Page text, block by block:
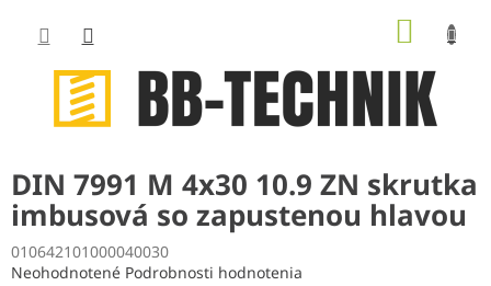
obsah
DIN 7991 M 4x30 10.9 ZN skrutka
imbusová so zapustenou hlavou
010642101000040030
Priemerné
Neohodnotené Podrobnosti hodnotenia